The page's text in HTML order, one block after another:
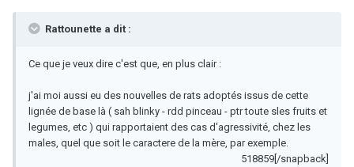
Rattounette a dit :
Ce que je veux dire c'est que, en plus clair :
j'ai moi aussi eu des nouvelles de rats adoptés issus de cette
lignée de base là ( sah blinky - rdd pinceau - ptr toute sles fruits et
legumes, etc ) qui rapportaient des cas d'agressivité, chez les
males, quel que soit le caractere de la mère, par exemple.
518859[/snapback]